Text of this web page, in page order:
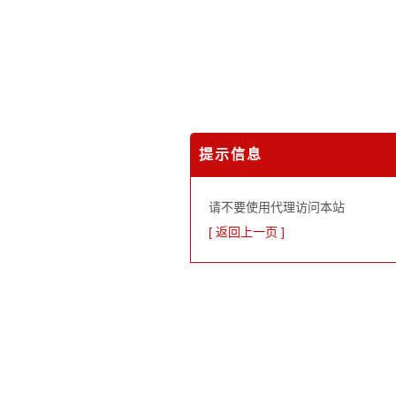
提示信息
请不要使用代理访问本站
[ 返回上一页 ]